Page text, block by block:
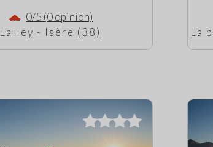
0/5 (0 opinion)
Lalley - Isère (38)
La